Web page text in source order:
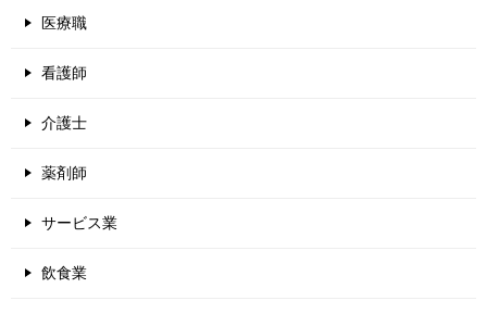
医療職
看護師
介護士
薬剤師
サービス業
飲食業